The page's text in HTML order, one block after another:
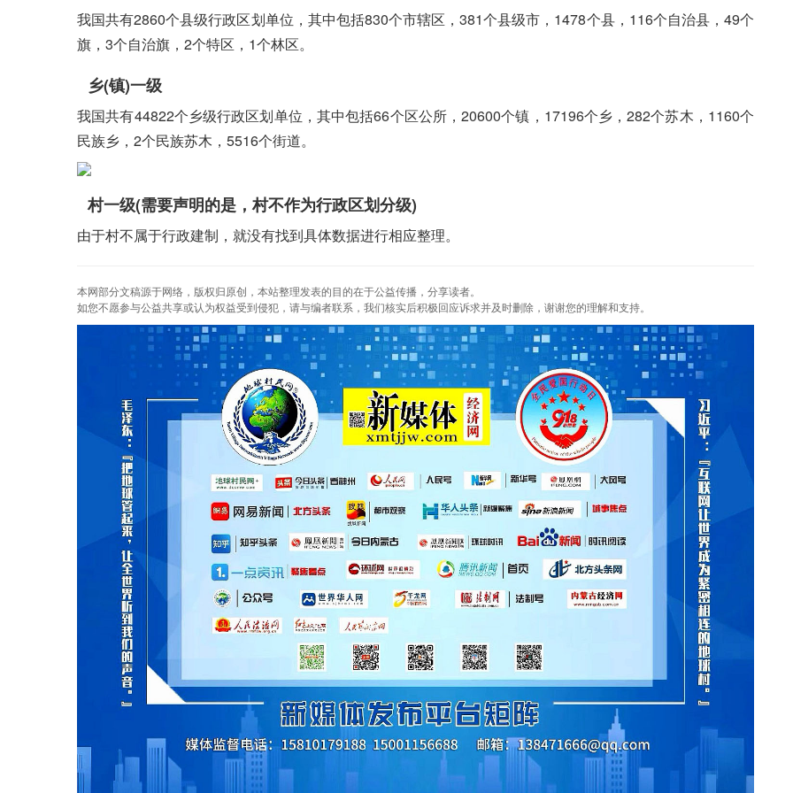
我国共有2860个县级行政区划单位，其中包括830个市辖区，381个县级市，1478个县，116个自治县，49个
旗，3个自治旗，2个特区，1个林区。
乡(镇)一级
我国共有44822个乡级行政区划单位，其中包括66个区公所，20600个镇，17196个乡，282个苏木，1160个
民族乡，2个民族苏木，5516个街道。
村一级(需要声明的是，村不作为行政区划分级)
由于村不属于行政建制，就没有找到具体数据进行相应整理。
本网部分文稿源于网络，版权归原创，本站整理发表的目的在于公益传播，分享读者。
如您不愿参与公益共享或认为权益受到侵犯，请与编者联系，我们核实后积极回应诉求并及时删除，谢谢您的理解和支持。